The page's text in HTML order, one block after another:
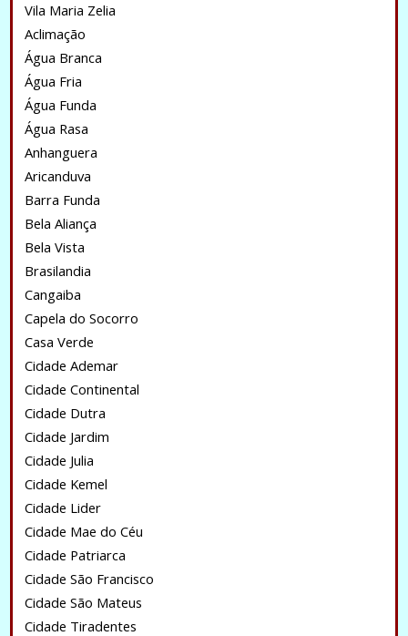
Vila Maria Zelia
Aclimação
Água Branca
Água Fria
Água Funda
Água Rasa
Anhanguera
Aricanduva
Barra Funda
Bela Aliança
Bela Vista
Brasilandia
Cangaiba
Capela do Socorro
Casa Verde
Cidade Ademar
Cidade Continental
Cidade Dutra
Cidade Jardim
Cidade Julia
Cidade Kemel
Cidade Lider
Cidade Mae do Céu
Cidade Patriarca
Cidade São Francisco
Cidade São Mateus
Cidade Tiradentes